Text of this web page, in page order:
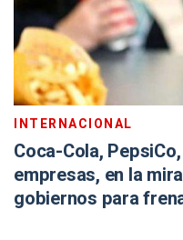
INTERNACIONAL
Coca-Cola,
empresas, en la
gobiernos para